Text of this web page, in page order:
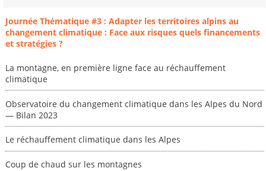
Journée Thématique #3 : Adapter les territoires alpins au
changement climatique : Face aux risques quels financements
et stratégies ?
La montagne, en première ligne face au réchauffement
climatique
Observatoire du changement climatique dans les Alpes du Nord
— Bilan 2023
Le réchauffement climatique dans les Alpes
Coup de chaud sur les montagnes